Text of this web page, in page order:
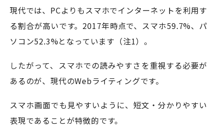
現代では、PCよりもスマホでインターネットを利用す
る割合が高いです。2017年時点で、スマホ59.7%、パ
ソコン52.3%となっています（注1）。
したがって、スマホでの読みやすさを重視する必要が
あるのが、現代のWebライティングです。
スマホ画面でも見やすいように、短文・分かりやすい
表現であることが特徴的です。